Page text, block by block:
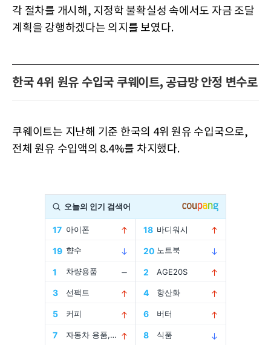
각 절차를 개시해, 지정학 불확실성 속에서도 자금 조달
계획을 강행하겠다는 의지를 보였다.
한국 4위 원유 수입국 쿠웨이트, 공급망 안정 변수로
쿠웨이트는 지난해 기준 한국의 4위 원유 수입국으로,
전체 원유 수입액의 8.4%를 차지했다.